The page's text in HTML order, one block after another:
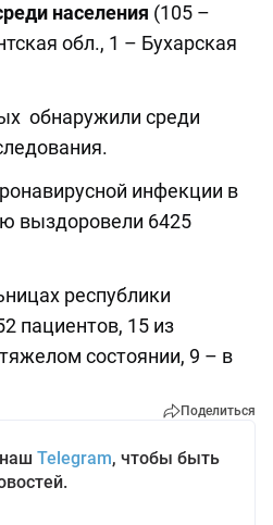
населения (105 –
обл., 1 – Бухарская
обнаружили среди
инфекции в
выздоровели 6425
республики
пациентов, 15 из
состоянии, 9 – в
Поделиться
Telegram, чтобы быть